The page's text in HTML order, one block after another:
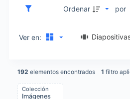
Ordenar por
Ver en:
192 elementos encontrados 1 filtro
Colección
Imágenes